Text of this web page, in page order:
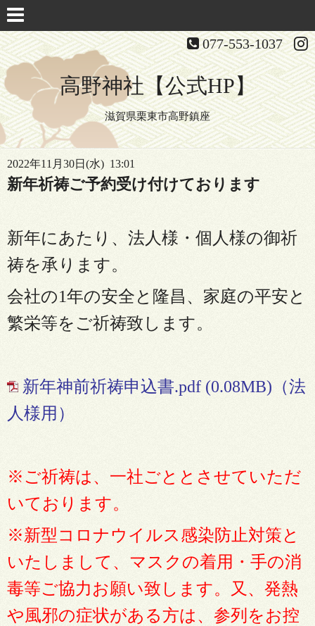
077-553-1037
高野神社【公式HP】
滋賀県栗東市高野鎮座
2022年11月30日(水) 13:01
新年祈祷ご予約受け付けております
新年にあたり、法人様・個人様の御祈
祷を承ります。
会社の1年の安全と隆昌、家庭の平安と
繁栄等をご祈祷致します。
新年神前祈祷申込書.pdf (0.08MB)（法
人様用）
※ご祈祷は、一社ごととさせていただ
いております。
※新型コロナウイルス感染防止対策と
いたしまして、マスクの着用・手の消
毒等ご協力お願い致します。又、発熱
や風邪の症状がある方は、参列をお控